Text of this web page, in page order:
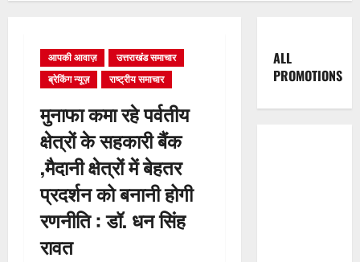
आपकी आवाज़
उत्तराखंड समाचार
ब्रेकिंग न्यूज़
राष्ट्रीय समाचार
मुनाफा कमा रहे पर्वतीय
क्षेत्रों के सहकारी बैंक
,मैदानी क्षेत्रों में बेहतर
प्रदर्शन को बनानी होगी
रणनीति : डॉ. धन सिंह
रावत
ALL
PROMOTIONS